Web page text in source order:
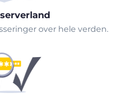
over hele verden.